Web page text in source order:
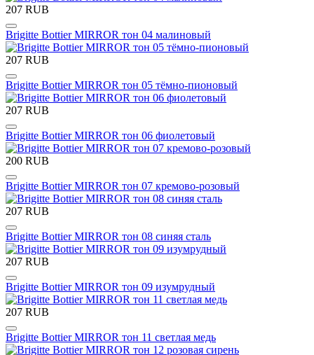
207 RUB
Brigitte Bottier MIRROR тон 04 малиновый
207 RUB
Brigitte Bottier MIRROR тон 05 тёмно-пионовый
207 RUB
Brigitte Bottier MIRROR тон 06 фиолетовый
200 RUB
Brigitte Bottier MIRROR тон 07 кремово-розовый
207 RUB
Brigitte Bottier MIRROR тон 08 синяя сталь
207 RUB
Brigitte Bottier MIRROR тон 09 изумрудный
207 RUB
Brigitte Bottier MIRROR тон 11 светлая медь